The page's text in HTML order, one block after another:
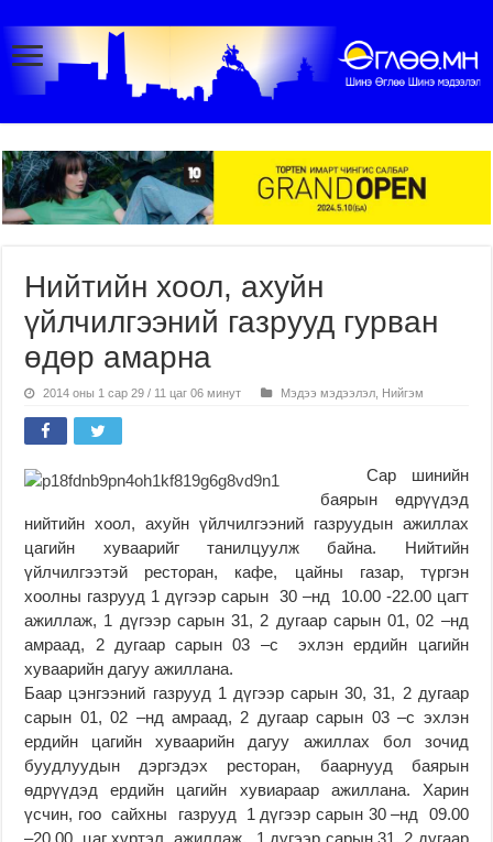
Нийтийн хоол, ахуйн
үйлчилгээний газрууд гурван
өдөр амарна
2014 оны 1 сар 29 / 11 цаг 06 минут Мэдээ мэдээлэл Нийгэм
Сар шинийн
баярын өдрүүдэд
нийтийн хоол, ахуйн үйлчилгээний газруудын ажиллах
цагийн хуваарийг танилцуулж байна. Нийтийн
үйлчилгээтэй ресторан, кафе, цайны газар, түргэн
хоолны газрууд 1 дүгээр сарын 30 –нд 10.00 -22.00 цагт
ажиллаж, 1 дүгээр сарын 31, 2 дугаар сарын 01, 02 –нд
амраад, 2 дугаар сарын 03 –с эхлэн ердийн цагийн
хуваарийн дагуу ажиллана.
Баар цэнгээний газрууд 1 дүгээр сарын 30, 31, 2 дугаар
сарын 01, 02 –нд амраад, 2 дугаар сарын 03 –с эхлэн
ердийн цагийн хуваарийн дагуу ажиллах бол зочид
буудлуудын дэргэдэх ресторан, баарнууд баярын
өдрүүдэд ердийн цагийн хувиараар ажиллана. Харин
үсчин, гоо сайхны газрууд 1 дүгээр сарын 30 –нд 09.00
–20.00 цаг хүртэл ажиллаж, 1 дүгээр сарын 31, 2 дугаар